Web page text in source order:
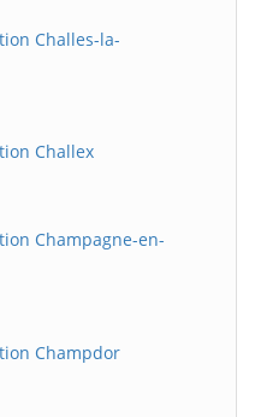
Challes-la-
Challex
Champagne-en-
Champdor